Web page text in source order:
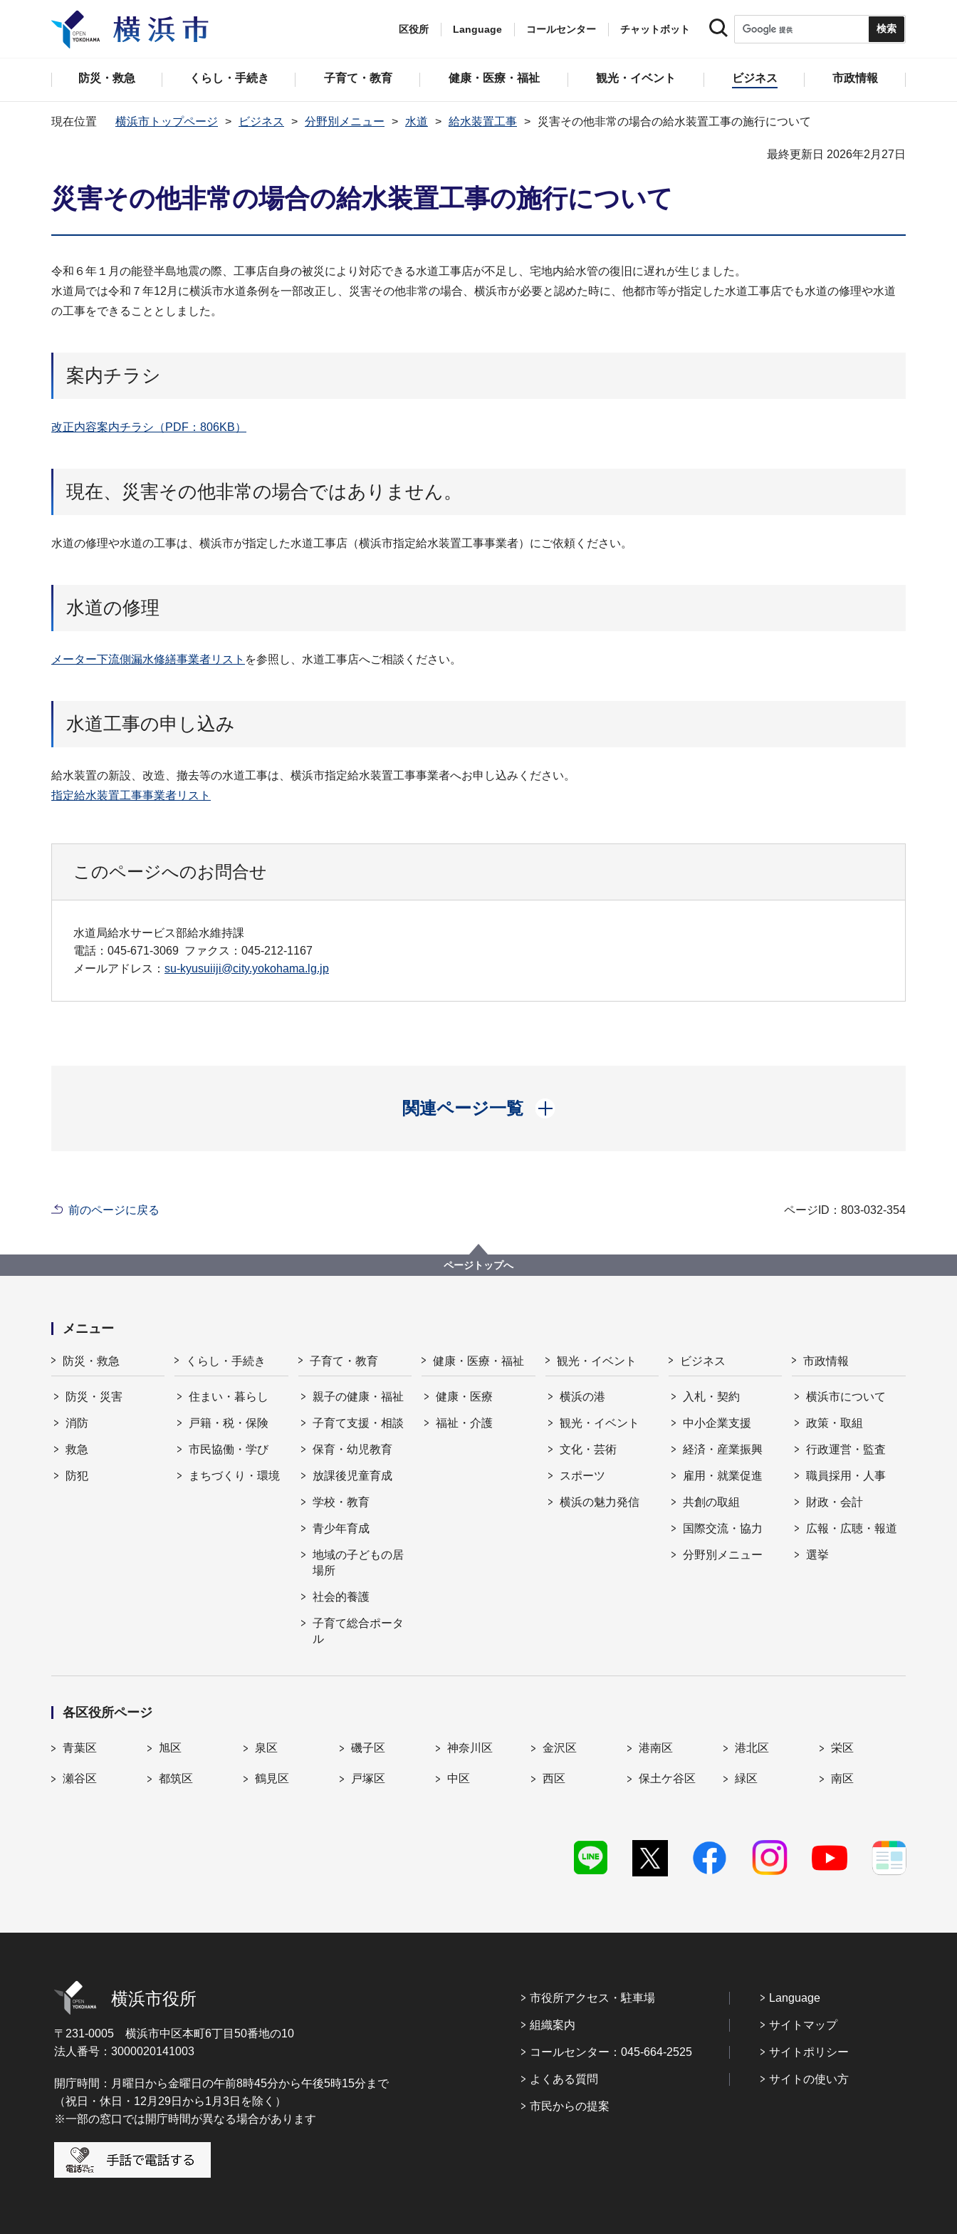
区役所 Language コールセンター チャットボット
防災・救急 くらし・手続き 子育て・教育 健康・医療・福祉 観光・イベント ビジネス 市政情報
現在位置 横浜市トップページ ビジネス 分野別メニュー 水道 給水装置工事 災害その他非常の場合の給水装置工事の施行について
最終更新日 2026年2月27日
災害その他非常の場合の給水装置工事の施行について
令和６年１月の能登半島地震の際、工事店自身の被災により対応できる水道工事店が不足し、宅地内給水管の復旧に遅れが生じました。
水道局では令和７年12月に横浜市水道条例を一部改正し、災害その他非常の場合、横浜市が必要と認めた時に、他都市等が指定した水道工事店でも水道の修理や水道
の工事をできることとしました。
案内チラシ
改正内容案内チラシ（PDF：806KB）
現在、災害その他非常の場合ではありません。
水道の修理や水道の工事は、横浜市が指定した水道工事店（横浜市指定給水装置工事事業者）にご依頼ください。
水道の修理
メーター下流側漏水修繕事業者リスト を参照し、水道工事店へご相談ください。
水道工事の申し込み
給水装置の新設、改造、撤去等の水道工事は、横浜市指定給水装置工事事業者へお申し込みください。
指定給水装置工事事業者リスト
このページへのお問合せ
水道局給水サービス部給水維持課
電話：045-671-3069 ファクス：045-212-1167
メールアドレス： su-kyusuiiji@city.yokohama.lg.jp
関連ページ一覧
開く
前のページに戻る ページID：803-032-354
ページトップへ
メニュー
防災・救急
防災・災害
消防
救急
防犯
くらし・手続き
住まい・暮らし
戸籍・税・保険
市民協働・学び
まちづくり・環境
子育て・教育
親子の健康・福祉
子育て支援・相談
保育・幼児教育
放課後児童育成
学校・教育
青少年育成
地域の子どもの居
場所
社会的養護
子育て総合ポータ
ル
健康・医療・福祉
健康・医療
福祉・介護
観光・イベント
横浜の港
観光・イベント
文化・芸術
スポーツ
横浜の魅力発信
ビジネス
入札・契約
中小企業支援
経済・産業振興
雇用・就業促進
共創の取組
国際交流・協力
分野別メニュー
市政情報
横浜市について
政策・取組
行政運営・監査
職員採用・人事
財政・会計
広報・広聴・報道
選挙
各区役所ページ
青葉区 旭区 泉区 磯子区 神奈川区 金沢区 港南区 港北区 栄区
瀬谷区 都筑区 鶴見区 戸塚区 中区 西区 保土ケ谷区 緑区 南区
横浜市役所
〒231-0005 横浜市中区本町6丁目50番地の10
法人番号：3000020141003
開庁時間：月曜日から金曜日の午前8時45分から午後5時15分まで
（祝日・休日・12月29日から1月3日を除く）
※一部の窓口では開庁時間が異なる場合があります
市役所アクセス・駐車場
組織案内
コールセンター：045-664-2525
よくある質問
市民からの提案
Language
サイトマップ
サイトポリシー
サイトの使い方